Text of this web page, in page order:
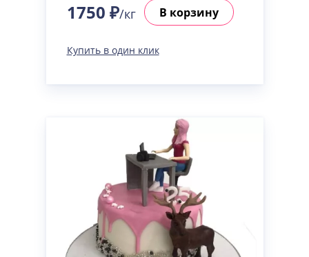
1750 ₽/кг В корзину
Купить в один клик